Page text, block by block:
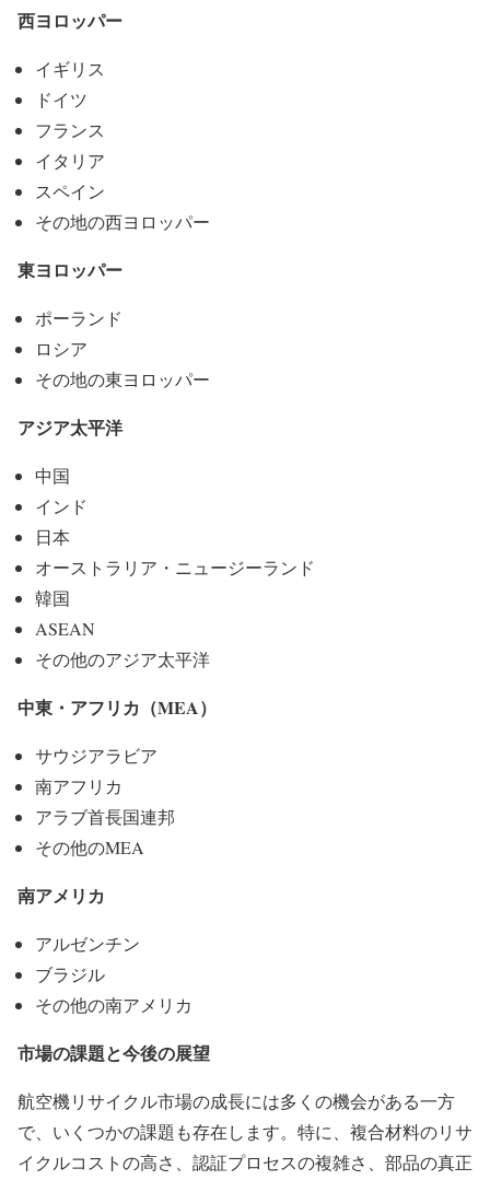
西ヨロッパー
イギリス
ドイツ
フランス
イタリア
スペイン
その地の西ヨロッパー
東ヨロッパー
ポーランド
ロシア
その地の東ヨロッパー
アジア太平洋
中国
インド
日本
オーストラリア・ニュージーランド
韓国
ASEAN
その他のアジア太平洋
中東・アフリカ（MEA）
サウジアラビア
南アフリカ
アラブ首長国連邦
その他のMEA
南アメリカ
アルゼンチン
ブラジル
その他の南アメリカ
市場の課題と今後の展望
航空機リサイクル市場の成長には多くの機会がある一方
で、いくつかの課題も存在します。特に、複合材料のリサ
イクルコストの高さ、認証プロセスの複雑さ、部品の真正